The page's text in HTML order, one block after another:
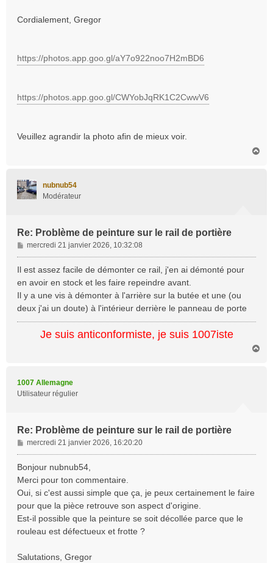
Cordialement, Gregor
https://photos.app.goo.gl/aY7o922noo7H2mBD6
https://photos.app.goo.gl/CWYobJqRK1C2CwwV6
Veuillez agrandir la photo afin de mieux voir.
nubnub54
Modérateur
Re: Problème de peinture sur le rail de portière
M
e
s
g
e
mercredi 21 janvier 2026, 10:32:08
Il est assez facile de démonter ce rail, j'en ai démonté pour
en avoir en stock et les faire repeindre avant.
Il y a une vis à démonter à l'arrière sur la butée et une (ou
deux j'ai un doute) à l'intérieur derrière le panneau de porte
Je suis anticonformiste, je suis 1007iste
1007 Allemagne
Utilisateur régulier
Re: Problème de peinture sur le rail de portière
M
e
s
g
e
mercredi 21 janvier 2026, 16:20:20
Bonjour nubnub54,
Merci pour ton commentaire.
Oui, si c'est aussi simple que ça, je peux certainement le faire
pour que la pièce retrouve son aspect d'origine.
Est-il possible que la peinture se soit décollée parce que le
rouleau est défectueux et frotte ?
Salutations, Gregor